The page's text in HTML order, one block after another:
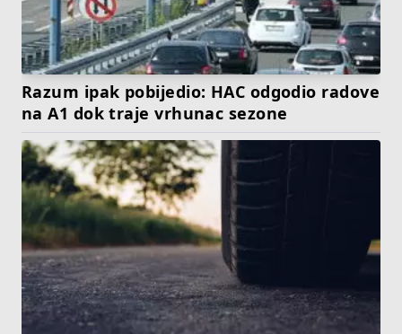
Razum ipak pobijedio: HAC odgodio radove
na A1 dok traje vrhunac sezone